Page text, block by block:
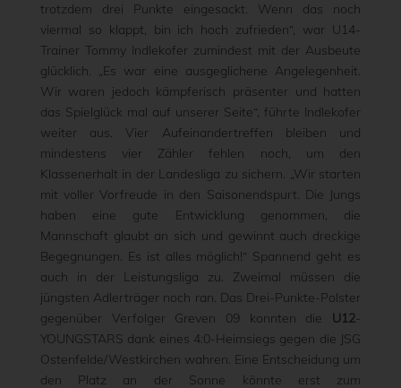
trotzdem drei Punkte eingesackt. Wenn das noch
viermal so klappt, bin ich hoch zufrieden“, war U14-
Trainer Tommy Indlekofer zumindest mit der Ausbeute
glücklich. „Es war eine ausgeglichene Angelegenheit.
Wir waren jedoch kämpferisch präsenter und hatten
das Spielglück mal auf unserer Seite“, führte Indlekofer
weiter aus. Vier Aufeinandertreffen bleiben und
mindestens vier Zähler fehlen noch, um den
Klassenerhalt in der Landesliga zu sichern. „Wir starten
mit voller Vorfreude in den Saisonendspurt. Die Jungs
haben eine gute Entwicklung genommen, die
Mannschaft glaubt an sich und gewinnt auch dreckige
Begegnungen. Es ist alles möglich!“ Spannend geht es
auch in der Leistungsliga zu. Zweimal müssen die
jüngsten Adlerträger noch ran. Das Drei-Punkte-Polster
gegenüber Verfolger Greven 09 konnten die U12-
YOUNGSTARS dank eines 4:0-Heimsiegs gegen die JSG
Ostenfelde/Westkirchen wahren. Eine Entscheidung um
den Platz an der Sonne könnte erst zum